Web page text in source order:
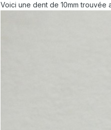
Voici une dent de 10mm